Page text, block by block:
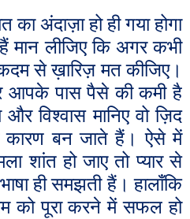
अंदाज़ा हो ही गया होगा
लीजिए कि अगर कभी
से ख़ारिज़ मत कीजिए।
आपके पास पैसे की कमी है
विश्वास मानिए वो ज़िद
कारण बन जाते हैं। ऐसे में
शांत हो जाए तो प्यार से
ही समझती हैं। हालाँकि
को पूरा करने में सफल हो